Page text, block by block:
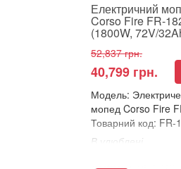
Електричний
Corso Fire FR-
(1800W, 72V/
52,837 грн.
40,799 грн.
Модель:
мопед Corso Fire
Товарний код: FR-
В улюблені